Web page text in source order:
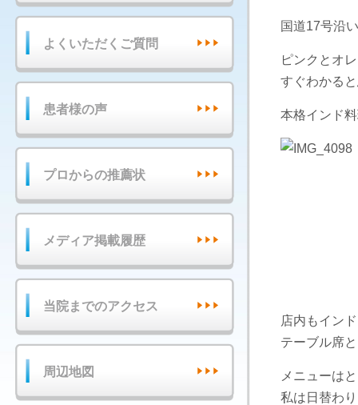
国道17号沿
ピンクとオ
すぐわかる
本格インド
店内もイン
テーブル席
メニューは
私は日替わ
よくいただくご質問
患者様の声
プロからの推薦状
メディア掲載履歴
当院までのアクセス
周辺地図